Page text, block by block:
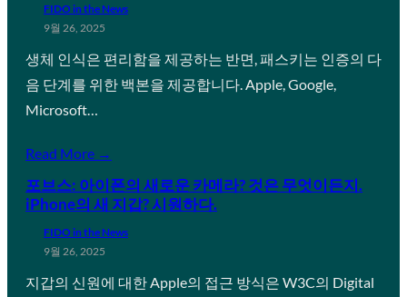
FIDO in the News
9월 26, 2025
생체 인식은 편리함을 제공하는 반면, 패스키는 인증의 다
음 단계를 위한 백본을 제공합니다. Apple, Google,
Microsoft…
Read More →
포브스: 아이폰의 새로운 카메라? 것은 무엇이든지.
iPhone의 새 지갑? 시원하다.
FIDO in the News
9월 26, 2025
지갑의 신원에 대한 Apple의 접근 방식은 W3C의 Digital